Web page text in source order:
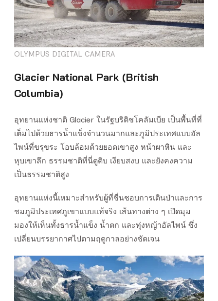
OLYMPUS DIGITAL CAMERA
Glacier National Park (British
Columbia)
อุทยานแห่งชาติ Glacier ในรัฐบริติชโคลัมเบีย เป็นพื้นที่ที่
เต็มไปด้วยธารน้ำแข็งจำนวนมากและภูมิประเทศแบบอัล
ไพน์ที่ขรุขระ โอบล้อมด้วยยอดเขาสูง หน้าผาหิน และ
หุบเขาลึก ธรรมชาติที่นี่ดูดิบ เงียบสงบ และยังคงความ
เป็นธรรมชาติสูง
อุทยานแห่งนี้เหมาะสำหรับผู้ที่ชื่นชอบการเดินป่าและการ
ชมภูมิประเทศภูเขาแบบแท้จริง เส้นทางต่าง ๆ เปิดมุม
มองให้เห็นทั้งธารน้ำแข็ง น้ำตก และทุ่งหญ้าอัลไพน์ ซึ่ง
เปลี่ยนบรรยากาศไปตามฤดูกาลอย่างชัดเจน